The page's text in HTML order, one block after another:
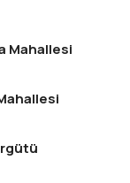
Mahallesi